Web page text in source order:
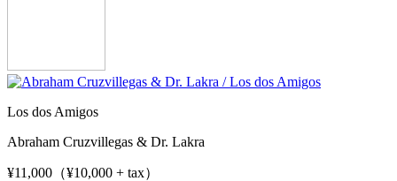
Los dos Amigos
Abraham Cruzvillegas & Dr. Lakra
¥11,000（¥10,000 + tax）